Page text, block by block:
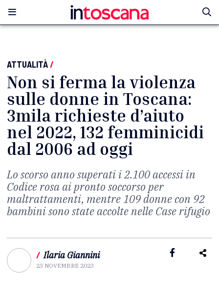
ATTUALITÀ/
Non si ferma la violenza
sulle donne in Toscana:
3mila richieste d’aiuto
nel 2022, 132 femminicidi
dal 2006 ad oggi
Lo scorso anno superati i 2.100 accessi in
Codice rosa ai pronto soccorso per
maltrattamenti, mentre 109 donne con 92
bambini sono state accolte nelle Case rifugio
/ Ilaria Giannini
23 NOVEMBRE 2023